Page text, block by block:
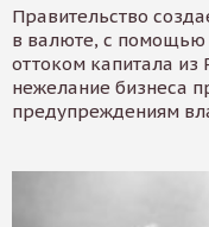
Правительство
в валюте, с помощью
оттоком капитала из
нежелание бизнеса
предупреждениям